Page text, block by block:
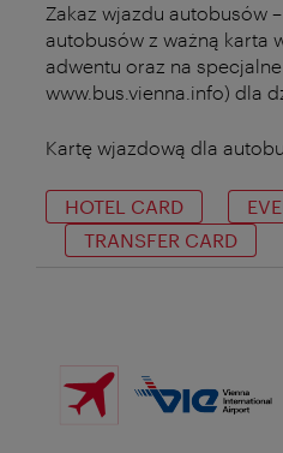
Zakaz wjazdu autobusów
autobusów z ważną karta
adwentu oraz na
www.bus.vienna.info) dla
Kartę wjazdową dla
HOTEL CARD
TRANSFER CARD